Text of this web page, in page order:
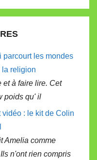
parcourt les mondes
la religion
et à faire lire. Cet
poids qu' il
: le kit de Colin
Amelia comme
n'ont rien compris